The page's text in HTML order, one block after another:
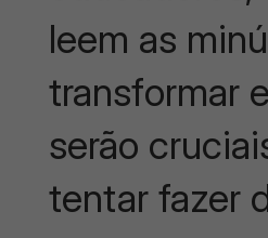
leem as
transformar
serão
tentar fazer